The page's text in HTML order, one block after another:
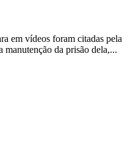
em vídeos foram citadas pela
manutenção da prisão dela,...